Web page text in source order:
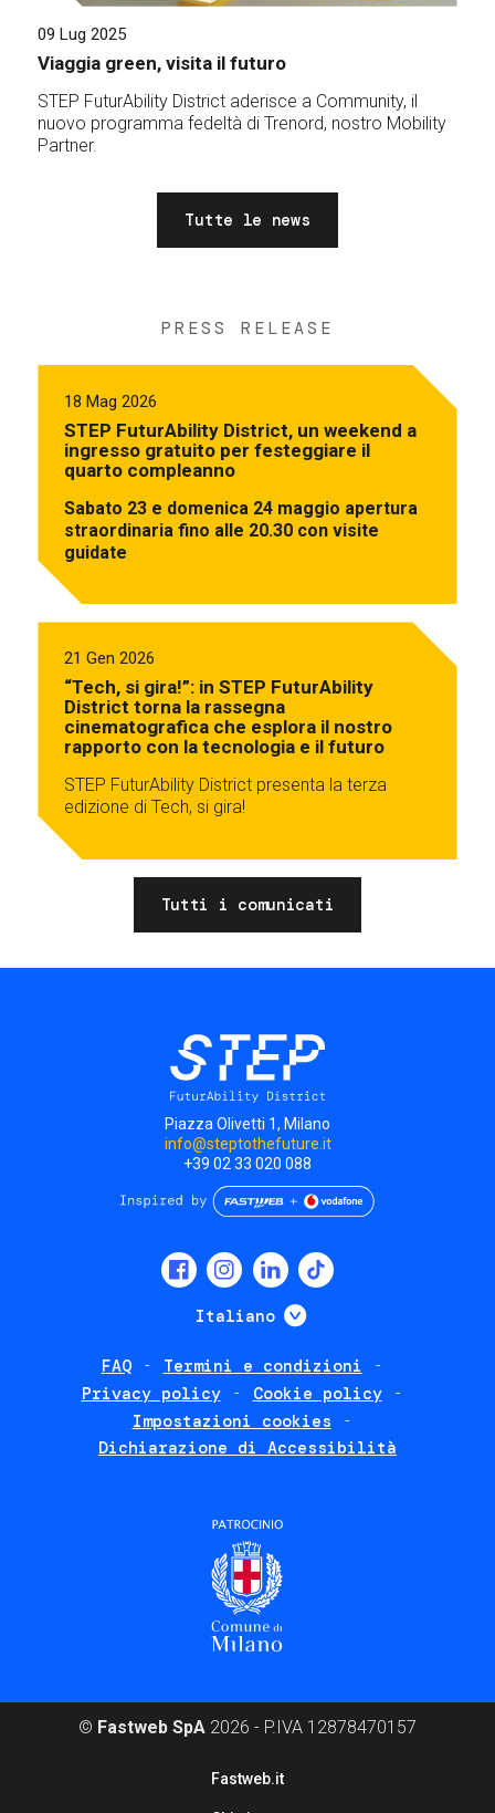
09 Lug 2025
Viaggia green, visita il futuro
STEP FuturAbility District aderisce a Community, il
nuovo programma fedeltà di Trenord, nostro Mobility
Partner.
Tutte le news
PRESS RELEASE
18 Mag 2026
STEP FuturAbility District, un weekend a
ingresso gratuito per festeggiare il
quarto compleanno
Sabato 23 e domenica 24 maggio apertura
straordinaria fino alle 20.30 con visite
guidate
21 Gen 2026
“Tech, si gira!”: in STEP FuturAbility
District torna la rassegna
cinematografica che esplora il nostro
rapporto con la tecnologia e il futuro
STEP FuturAbility District presenta la terza
edizione di Tech, si gira!
Tutti i comunicati
Piazza Olivetti 1, Milano
info@steptothefuture.it
+39 02 33 020 088
Italiano Mostra ulteriori
FAQ
Termini e condizioni
Privacy policy
Cookie policy
Impostazioni cookies
Dichiarazione di Accessibilità
© Fastweb SpA 2026 - P.IVA 12878470157
Fastweb.it